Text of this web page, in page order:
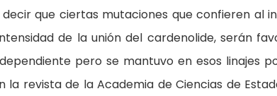
que ciertas mutaciones que confieren al
de la unión del cardenolide, serán
pero se mantuvo en esos linajes
la revista de la Academia de Ciencias de